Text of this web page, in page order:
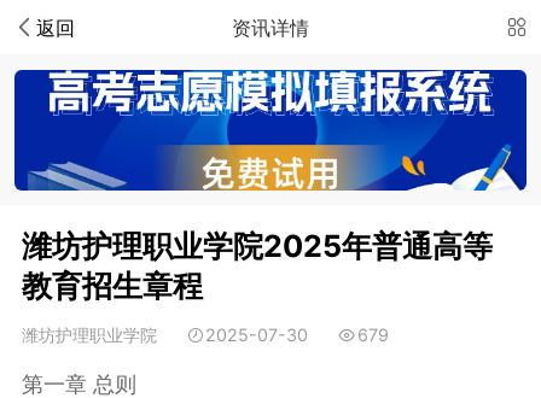
返回 资讯详情
潍坊护理职业学院2025年普通高等
教育招生章程
潍坊护理职业学院 2025-07-30 679
第一章 总则